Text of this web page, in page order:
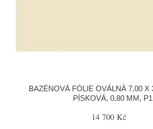
BAZÉNOVÁ FÓLIE OVÁLNÁ 7,00 X
PÍSKOVÁ, 0,80 MM, P1
14 700 Kč